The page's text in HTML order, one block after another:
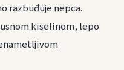
razbuđuje nepca.
kiselinom, lepo